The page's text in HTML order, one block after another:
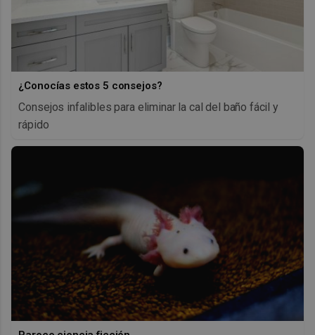
¿Conocías estos 5 consejos?
Consejos infalibles para eliminar la cal del baño fácil y
rápido